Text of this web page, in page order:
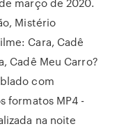
Mistério
Cara, Cadê
Cadê Meu Carro?
com
formatos MP4 -
na noite